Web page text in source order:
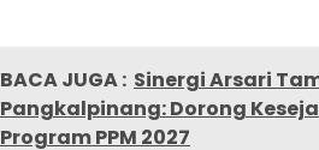
BACA JUGA : Sinergi Arsari
Pangkalpinang: Dorong
Program PPM 2027